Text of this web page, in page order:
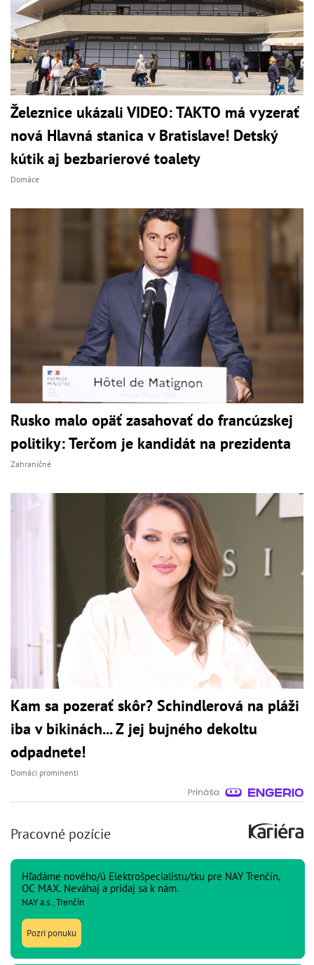
Železnice ukázali VIDEO: TAKTO má vyzerať
nová Hlavná stanica v Bratislave! Detský
kútik aj bezbarierové toalety
Domáce
Rusko malo opäť zasahovať do francúzskej
politiky: Terčom je kandidát na prezidenta
Zahraničné
Kam sa pozerať skôr? Schindlerová na pláži
iba v bikinách... Z jej bujného dekoltu
odpadnete!
Domáci prominenti
Pracovné pozície
Hľadáme nového/ú Elektrošpecialistu/tku pre NAY Trenčín,
OC MAX. Neváhaj a pridaj sa k nám.
NAY a.s., Trenčín
Pozri ponuku